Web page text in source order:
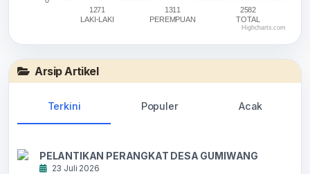
1271
LAKI-LAKI
1311
PEREMPUAN
2582
TOTAL
Highcharts.com
Arsip Artikel
Terkini Populer Acak
PELANTIKAN PERANGKAT DESA GUMIWANG
23 Juli 2026